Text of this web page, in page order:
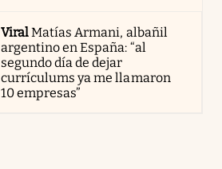
ViralMatías Armani, albañil
argentino en España: “al
segundo día de dejar
currículums ya me llamaron
10 empresas”